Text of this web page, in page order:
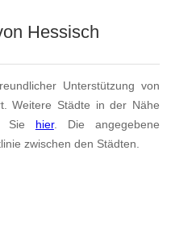
Hessisch
Unterstützung von
Weitere Städte in der Nähe
Sie hier. Die angegebene
zwischen den Städten.